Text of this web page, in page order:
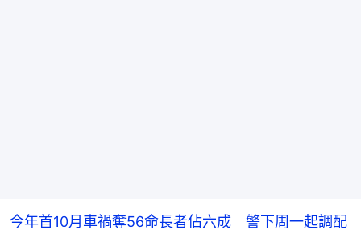
今年首10月車禍奪56命長者佔六成 警下周一起調配